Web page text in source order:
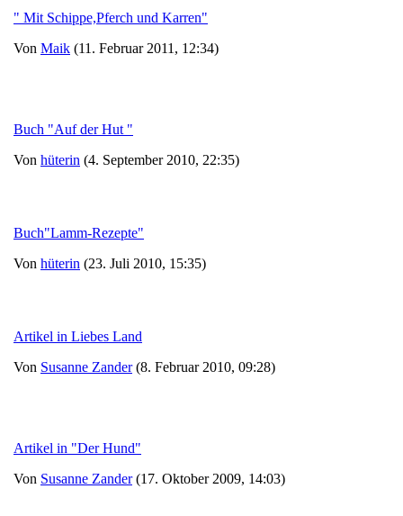
" Mit Schippe,Pferch und Karren"
Von Maik (11. Februar 2011, 12:34)
Buch "Auf der Hut "
Von hüterin (4. September 2010, 22:35)
Buch"Lamm-Rezepte"
Von hüterin (23. Juli 2010, 15:35)
Artikel in Liebes Land
Von Susanne Zander(8. Februar 2010, 09:28)
Artikel in "Der Hund"
Von Susanne Zander(17. Oktober 2009, 14:03)